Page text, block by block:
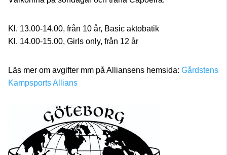
Kl. 13.00-14.00, från 10 år, Basic aktobatik
Kl. 14.00-15.00, Girls only, från 12 år
Läs mer om avgifter mm på Alliansens hemsida: Gårdstens
Kampsports Allians